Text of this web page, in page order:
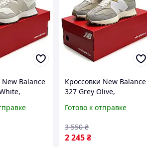
New Balance
для
Кроссовки New Balance
327 Grey Olive,
ретро кроссовки для
легкие спортивные
нойс
Готово к отправке
2 245 ₴
3 550 ₴